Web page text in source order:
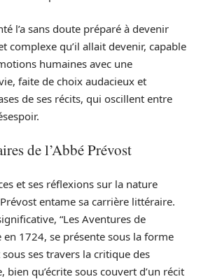
l’a sans doute préparé à devenir
complexe qu’il allait devenir, capable
humaines avec une
faite de choix audacieux et
de ses récits, qui oscillent entre
de l’Abbé Prévost
et ses réflexions sur la nature
entame sa carrière littéraire.
“Les Aventures de
en 1724, se présente sous la forme
sous ses travers la critique des
bien qu’écrite sous couvert d’un récit